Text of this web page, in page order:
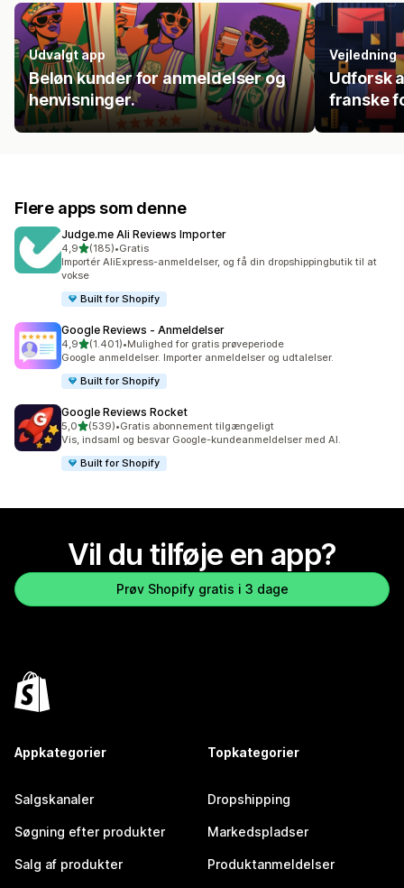
Udvalgt app
Beløn kunder for anmeldelser og
henvisninger.
Vejledning
Udforsk
franske
Flere apps som denne
Judge.me Ali Reviews Importer
4,9ud af 5 stjerner
(185)
185 anmeldelser i alt
•Gratis
Importér AliExpress-anmeldelser, og få din dropshippingbutik til at
vokse
Built for Shopify
Google Reviews ‑ Anmeldelser
4,9ud af 5 stjerner
(1.401)
1401 anmeldelser i alt
•Mulighed for gratis prøveperiode
Google anmeldelser. Importer anmeldelser og udtalelser.
Built for Shopify
Google Reviews Rocket
5,0ud af 5 stjerner
(539)
539 anmeldelser i alt
•Gratis abonnement tilgængeligt
Vis, indsaml og besvar Google-kundeanmeldelser med AI.
Built for Shopify
Vil du tilføje en app?
Prøv Shopify gratis i 3 dage
Appkategorier
Salgskanaler
Søgning efter produkter
Salg af produkter
Topkategorier
Dropshipping
Markedspladser
Produktanmeldelser